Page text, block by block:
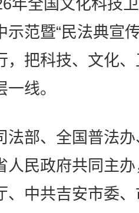
年全国文化科技
示范暨“民法典宣
，把科技、文化
线。
部、全国普法办
人民政府共同主
、中共吉安市委